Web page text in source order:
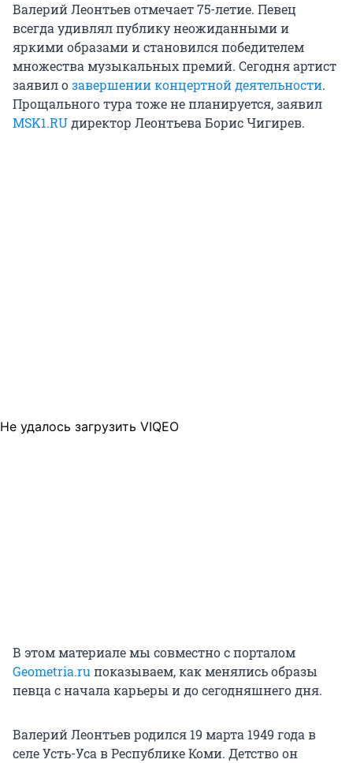
Валерий Леонтьев отмечает 75-летие. Певец
всегда удивлял публику неожиданными и
яркими образами и становился победителем
множества музыкальных премий. Сегодня артист
заявил озавершении концертной деятельности.
Прощального тура тоже не планируется, заявил
MSK1.RUдиректор Леонтьева Борис Чигирев.
Не удалось загрузить VIQEO
В этом материале мы совместно с порталом
Geometria.ruпоказываем, как менялись образы
певца с начала карьеры и до сегодняшнего дня.
Валерий Леонтьев родился 19 марта 1949 года в
селе Усть-Уса в Республике Коми. Детство он